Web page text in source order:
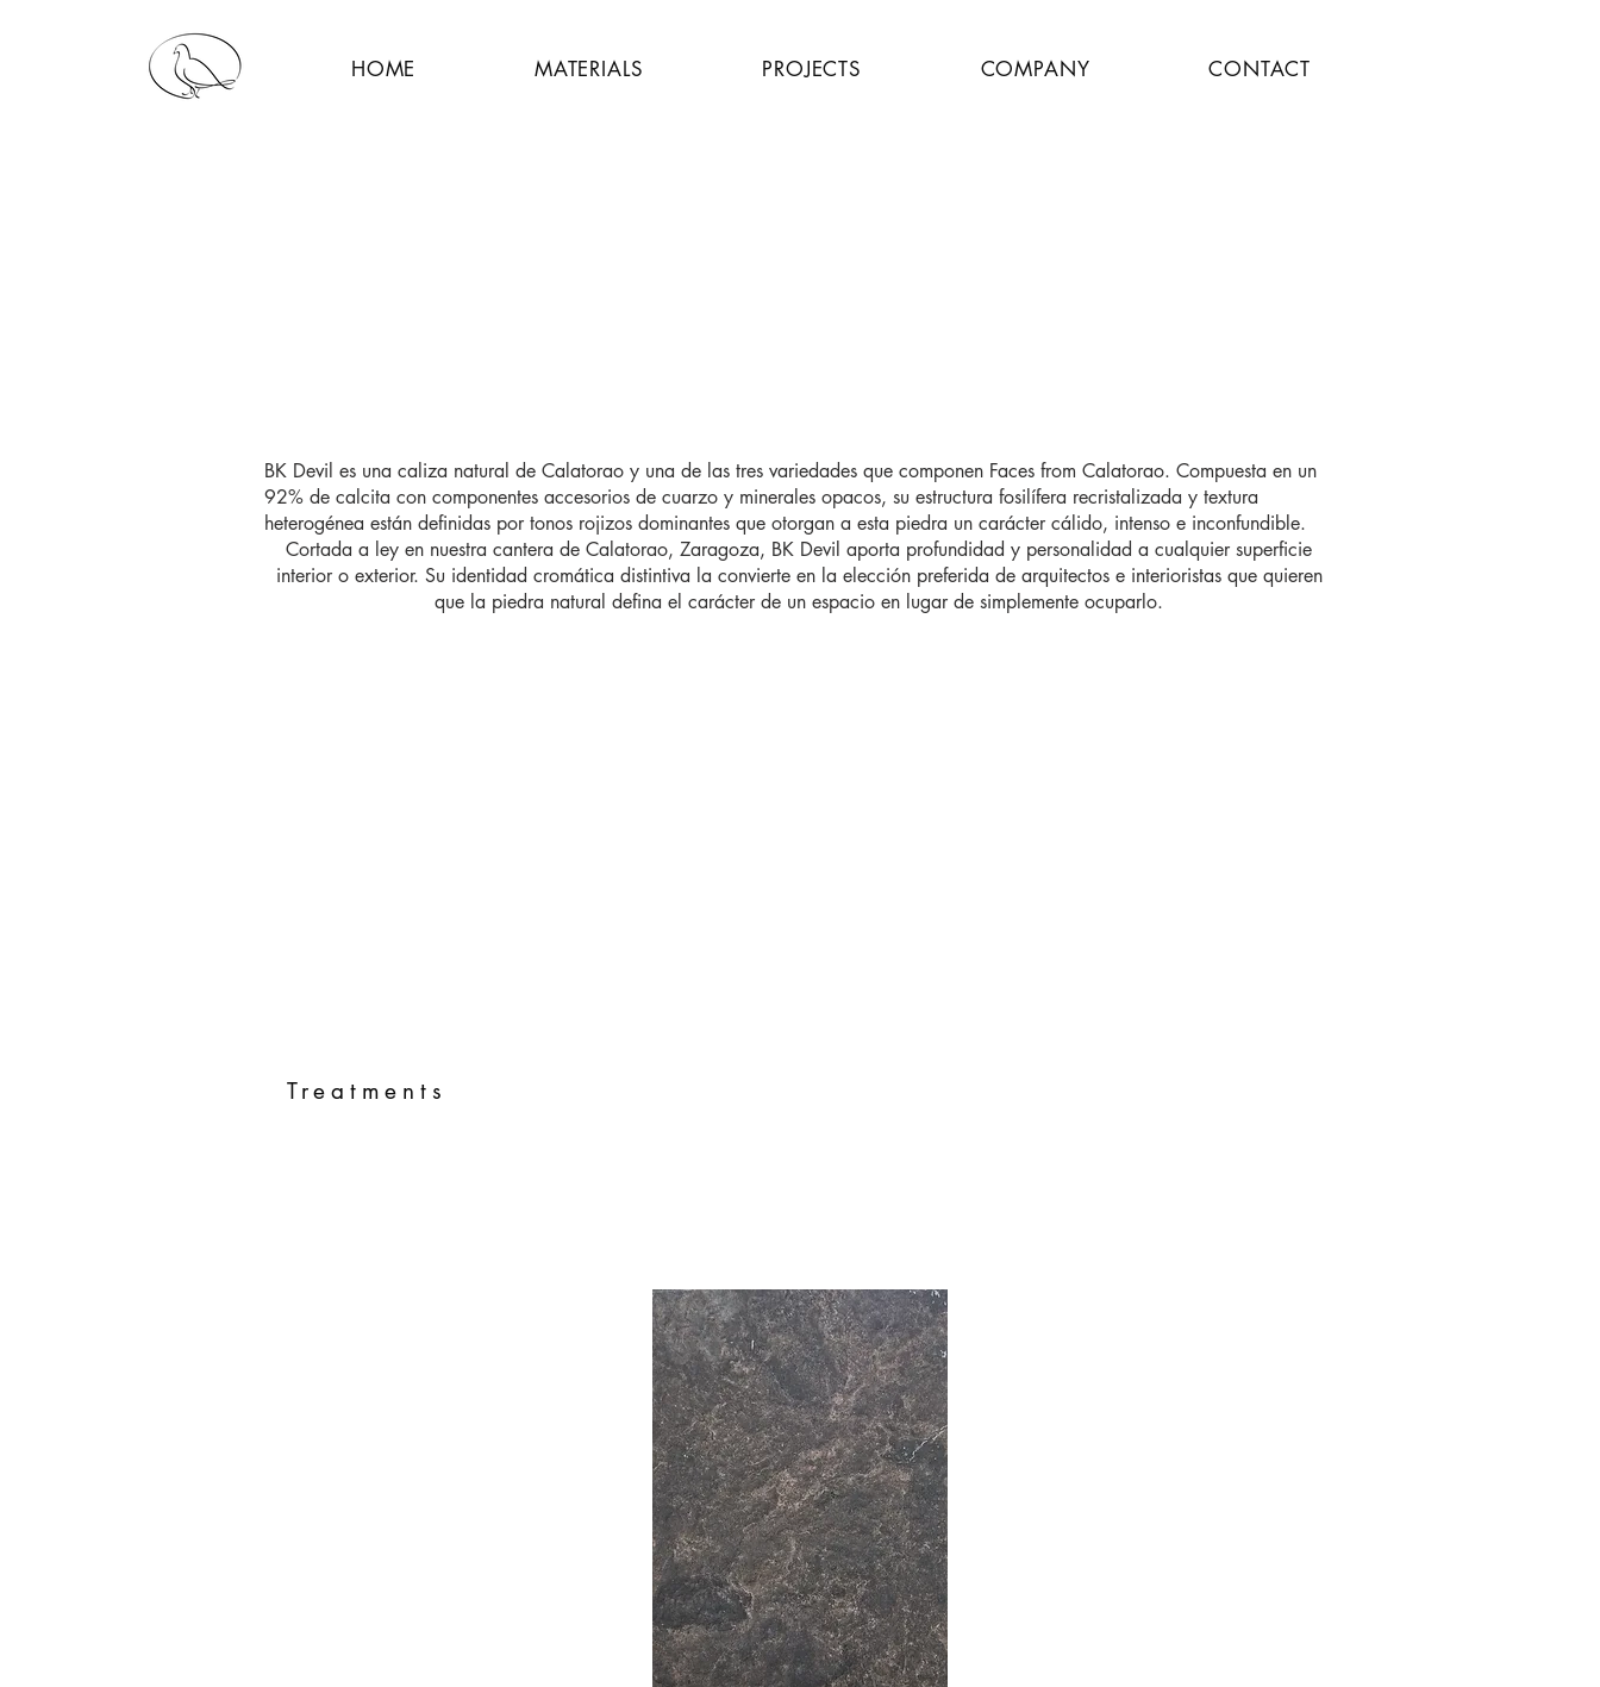
HOME MATERIALS PROJECTS COMPANY CONTACT
BK Devil es una caliza natural de Calatorao y una de las tres variedades que componen Faces from Calatorao. Compuesta en un
92% de calcita con componentes accesorios de cuarzo y minerales opacos, su estructura fosilífera recristalizada y textura
heterogénea están definidas por tonos rojizos dominantes que otorgan a esta piedra un carácter cálido, intenso e inconfundible.
Cortada a ley en nuestra cantera de Calatorao, Zaragoza, BK Devil aporta profundidad y personalidad a cualquier superficie
interior o exterior. Su identidad cromática distintiva la convierte en la elección preferida de arquitectos e interioristas que quieren
que la piedra natural defina el carácter de un espacio en lugar de simplemente ocuparlo.
Treatments